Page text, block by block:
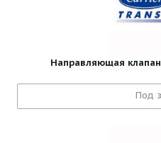
Направляющая
Под